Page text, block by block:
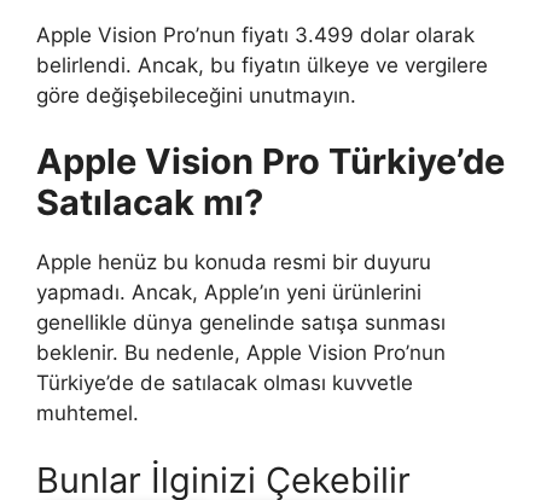
Apple Vision Pro’nun fiyatı 3.499 dolar olarak
belirlendi. Ancak, bu fiyatın ülkeye ve vergilere
göre değişebileceğini unutmayın.
Apple Vision Pro Türkiye’de
Satılacak mı?
Apple henüz bu konuda resmi bir duyuru
yapmadı. Ancak, Apple’ın yeni ürünlerini
genellikle dünya genelinde satışa sunması
beklenir. Bu nedenle, Apple Vision Pro’nun
Türkiye’de de satılacak olması kuvvetle
muhtemel.
Bunlar İlginizi Çekebilir